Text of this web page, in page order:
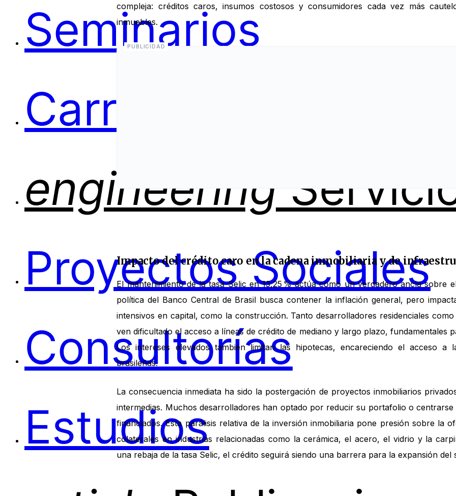
Seminarios
Carreras
engineering
Proyectos Sociales
Consultorías
Estudios
compleja: créditos caros, insumos costosos y consumidores cada vez más
inmuebles.
Impacto del crédito caro en la cadena inmobiliaria y de
El mantenimiento de la tasa Selic en 13,25 % actúa como un verdadero ancla sobre
política del Banco Central de Brasil busca contener la inflación general, pero
intensivos en capital, como la construcción. Tanto desarrolladores residenciales
ven dificultado el acceso a líneas de crédito de mediano y largo plazo, fundamentales
Los intereses elevados también limitan las hipotecas, encareciendo el acceso a
brasileñas.
La consecuencia inmediata ha sido la postergación de proyectos inmobiliarios
intermedias. Muchos desarrolladores han optado por reducir su portafolio o
financiados. Esta parálisis relativa de la inversión inmobiliaria pone presión sobre la
colaterales en industrias relacionadas como la cerámica, el acero, el vidrio y la
una rebaja de la tasa Selic, el crédito seguirá siendo una barrera para la expansión del